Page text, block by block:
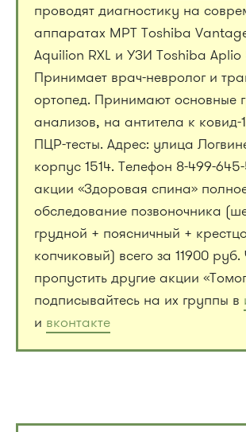
проводят диагностику на
аппаратах МРТ Toshiba
Aquilion RXL и УЗИ Toshiba Aplio
Принимает врач-невролог и
ортопед. Принимают основные
анализов, на антитела к ковид-
ПЦР-тесты. Адрес: улица
корпус 1514. Телефон 8-499-
акции «Здоровая спина»
обследование позвоночника
грудной + поясничный +
копчиковый) всего за 11900
пропустить другие акции
подписывайтесь на их группы в
и вконтакте